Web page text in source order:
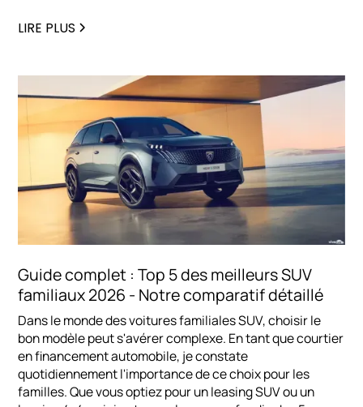
LIRE PLUS
Guide complet : Top 5 des meilleurs SUV
familiaux 2026 - Notre comparatif détaillé
Dans le monde des voitures familiales SUV, choisir le
bon modèle peut s'avérer complexe. En tant que courtier
en financement automobile, je constate
quotidiennement l'importance de ce choix pour les
familles. Que vous optiez pour un leasing SUV ou un